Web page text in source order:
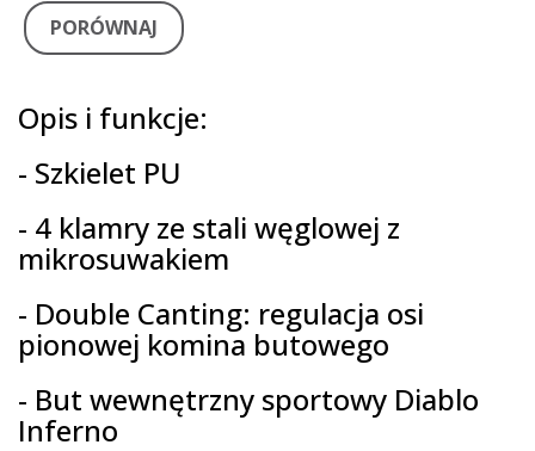
PORÓWNAJ
Opis i funkcje:
- Szkielet PU
- 4 klamry ze stali węglowej z
mikrosuwakiem
- Double Canting: regulacja osi
pionowej komina butowego
- But wewnętrzny sportowy Diablo
Inferno